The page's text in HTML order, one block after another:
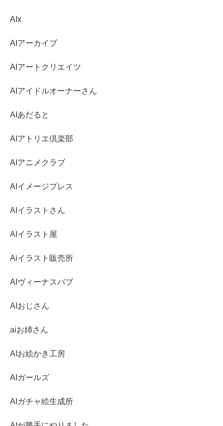
AIx
AIアーカイブ
AIアートクリエイツ
AIアイドルオーナーさん
AIあだると
AIアトリエ倶楽部
AIアニメクラブ
AIイメージプレス
AIイラストさん
AIイラスト屋
Aiイラスト販売所
AIヴィーナスパブ
AIおじさん
aiお姉さん
AIお絵かき工房
AIガールズ
AIガチャ絵生成所